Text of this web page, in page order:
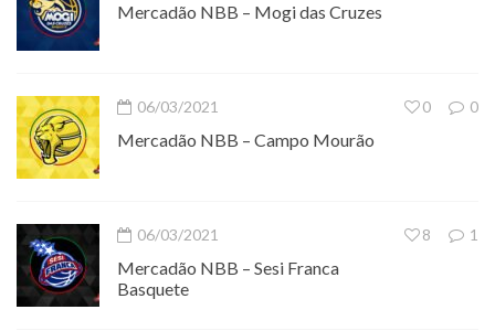
Mercadão NBB – Mogi das Cruzes
06/03/2021 0
0
Mercadão NBB – Campo Mourão
06/03/2021 1
8
Mercadão NBB – Sesi Franca
Basquete